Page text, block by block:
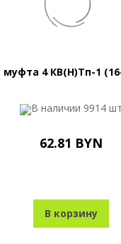
муфта 4 КВ(Н)Тп-1
В наличии 9914 шт
62.81 BYN
В корзину